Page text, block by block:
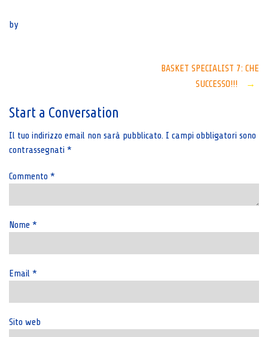
by
BASKET SPECIALIST 7: CHE
SUCCESSO!!!
→
Start a Conversation
Il tuo indirizzo email non sarà pubblicato. I campi obbligatori sono
contrassegnati *
Commento *
Nome *
Email *
Sito web